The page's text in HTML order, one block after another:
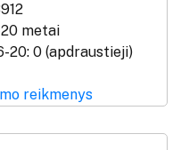
20 metai
20: 0 (apdraustieji)
reikmenys